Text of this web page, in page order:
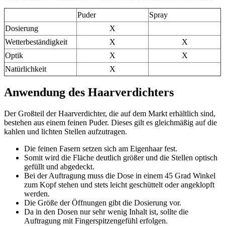
Puder
Spray
Dosierung
X
Wetterbeständigkeit
X
X
Optik
X
X
Natürlichkeit
X
Anwendung des Haarverdichters
Der Großteil der Haarverdichter, die auf dem Markt erhältlich sind,
bestehen aus einem feinen Puder. Dieses gilt es gleichmäßig auf die
kahlen und lichten Stellen aufzutragen.
Die feinen Fasern setzen sich am Eigenhaar fest.
Somit wird die Fläche deutlich größer und die Stellen optisch
gefüllt und abgedeckt.
Bei der Auftragung muss die Dose in einem 45 Grad Winkel
zum Kopf stehen und stets leicht geschüttelt oder angeklopft
werden.
Die Größe der Öffnungen gibt die Dosierung vor.
Da in den Dosen nur sehr wenig Inhalt ist, sollte die
Auftragung mit Fingerspitzengefühl erfolgen.